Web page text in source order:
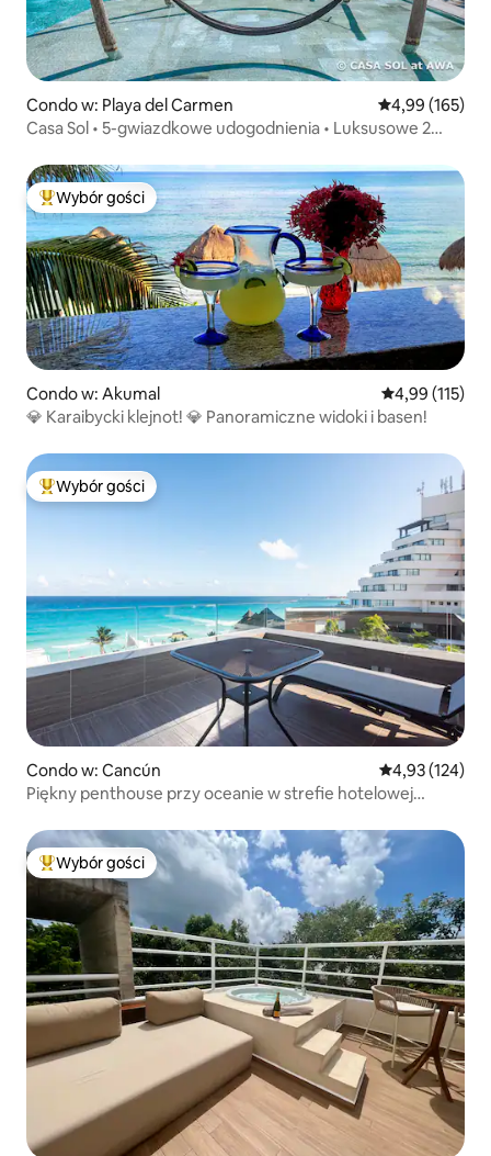
Condo w: Playa del Carmen Średnia
4,99 (165)
Casa Sol • 5-gwiazdkowe udogodnienia • Luksusowe 2
Najpopularniejsze z kategorii Wybór gości
Wybór gości
Condo w: Akumal Średnia
4,99 (115)
💎 Karaibycki klejnot! 💎 Panoramiczne widoki i basen!
Najpopularniejsze z kategorii Wybór gości
Wybór gości
Condo w: Cancún Średnia
4,93 (124)
Piękny penthouse przy oceanie w strefie hotelowej
Najpopularniejsze z kategorii Wybór gości
Wybór gości